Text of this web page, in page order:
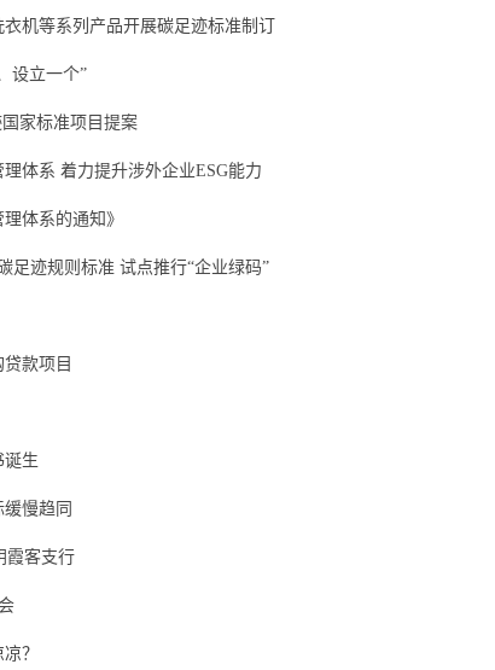
机等系列产品开展碳足迹标准制订
设立一个”
家标准项目提案
体系 着力提升涉外企业ESG能力
体系的通知》
足迹规则标准 试点推行“企业绿码”
款项目
诞生
慢趋同
霞客支行
？